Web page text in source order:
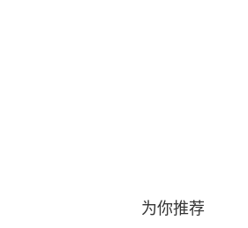
为你推荐